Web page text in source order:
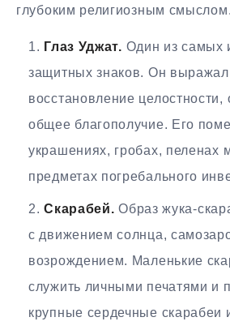
глубоким религиозным смыслом.
Глаз Уджат. Один из самых
защитных знаков. Он выражал
восстановление целостности,
общее благополучие. Его
украшениях, гробах, пеленах
предметах погребального
Скарабей. Образ жука-
с движением солнца,
возрождением. Маленькие
служить личными печатями и
крупные сердечные скарабеи